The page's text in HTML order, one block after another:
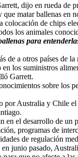
dijo en rueda de
matar ballenas en
colocación de chips
los animales
para
de a otros países de
los suministros
Garrett.
sobre los
Australia y Chile
en el desarrollo de un
programas de
de regulación
junio pasado,